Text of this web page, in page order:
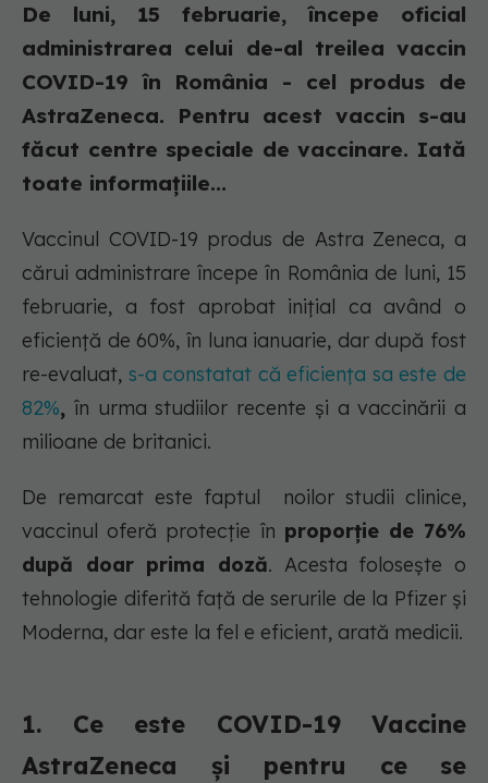
De luni, 15 februarie, începe oficial
administrarea celui de-al treilea vaccin
COVID-19 în România - cel produs de
AstraZeneca. Pentru acest vaccin s-au
făcut centre speciale de vaccinare. Iată
toate informațiile...
Vaccinul COVID-19 produs de Astra Zeneca, a
cărui administrare începe în România de luni, 15
februarie, a fost aprobat inițial ca având o
eficiență de 60%, în luna ianuarie, dar după fost
re-evaluat, s-a constatat că eficiența sa este de
82%, în urma studiilor recente și a vaccinării a
milioane de britanici.
De remarcat este faptul noilor studii clinice,
vaccinul oferă protecție în proporție de 76%
după doar prima doză. Acesta folosește o
tehnologie diferită față de serurile de la Pfizer și
Moderna, dar este la fel e eficient, arată medicii.
1. Ce este COVID-19 Vaccine
AstraZeneca și pentru ce se